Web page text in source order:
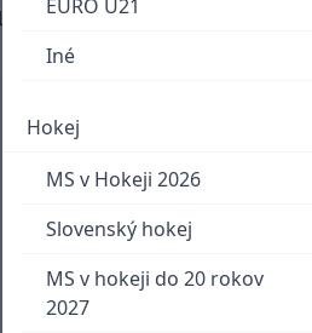
EURO U21
Iné
Hokej
MS v Hokeji 2026
Slovenský hokej
MS v hokeji do 20 rokov
2027
Patrik Rybár sa dohodol